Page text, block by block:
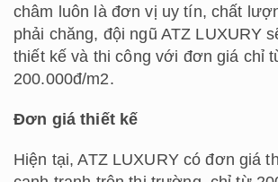
châm luôn là đơn vị uy tín, chất
phải chăng, đội ngũ ATZ LUXURY
thiết kế và thi công với đơn giá chỉ
200.000đ/m2.
Đơn giá thiết kế
Hiện tại, ATZ LUXURY có đơn giá